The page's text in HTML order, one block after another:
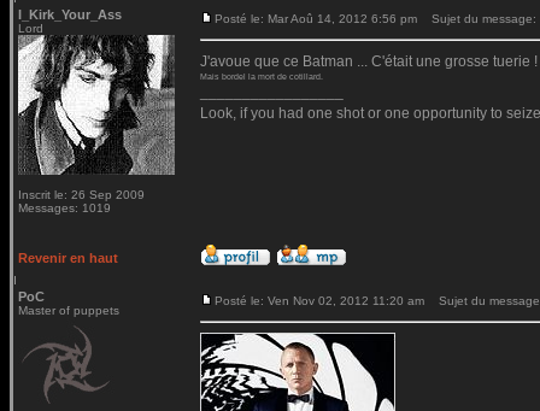
I_Kirk_Your_Ass
Lord
Inscrit le: 26 Sep 2009
Messages: 1019
Posté le: Mar Aoû 14, 2012 6:56 pm Sujet du message:
J'avoue que ce Batman ... C'était une grosse tuerie !
Mais bordel la mort de cotillard.
Look, if you had one shot or one opportunity to
Revenir en haut
PoC
Master of puppets
Posté le: Ven Nov 02, 2012 11:20 am Sujet du